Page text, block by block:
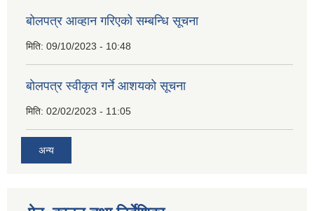
बोलपत्र आव्हान गरिएको सम्बन्धि सूचना
मिति: 09/10/2023 - 10:48
बाेलपत्र स्वीकृत गर्ने आशयकाे सूचना
मिति: 02/02/2023 - 11:05
अन्य